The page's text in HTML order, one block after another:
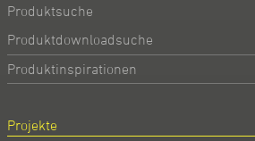
Produktsuche
Produktdownloadsuche
Produktinspirationen
Projekte